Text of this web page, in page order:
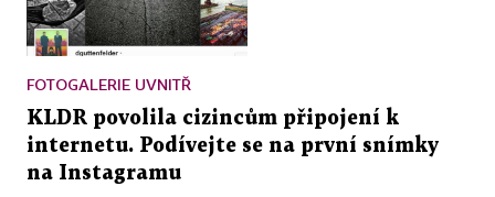
FOTOGALERIE UVNITŘ
KLDR povolila cizincům připojení k
internetu. Podívejte se na první snímky
na Instagramu